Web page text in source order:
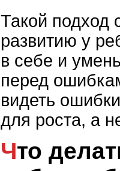
Такой подход
развитию у
в себе и
перед
видеть
для роста, а
Что делать, если